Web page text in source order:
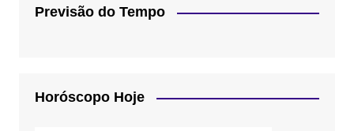
Previsão do Tempo
Horóscopo Hoje